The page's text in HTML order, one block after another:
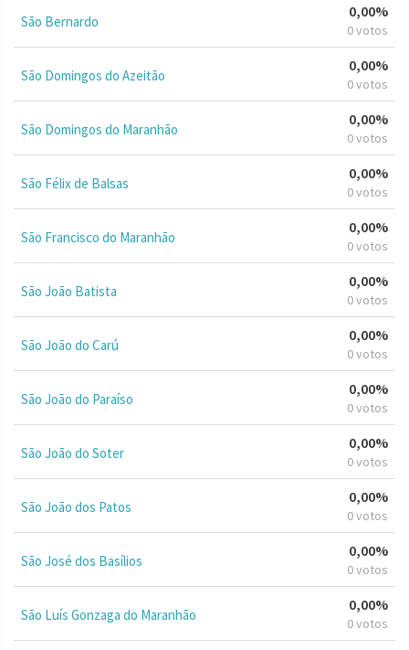
São Bernardo
0,00%
0 votos
São Domingos do Azeitão
0,00%
0 votos
São Domingos do Maranhão
0,00%
0 votos
São Félix de Balsas
0,00%
0 votos
São Francisco do Maranhão
0,00%
0 votos
São João Batista
0,00%
0 votos
São João do Carú
0,00%
0 votos
São João do Paraíso
0,00%
0 votos
São João do Soter
0,00%
0 votos
São João dos Patos
0,00%
0 votos
São José dos Basílios
0,00%
0 votos
São Luís Gonzaga do Maranhão
0,00%
0 votos